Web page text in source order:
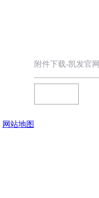
附件下载-凯发官网
网站地图